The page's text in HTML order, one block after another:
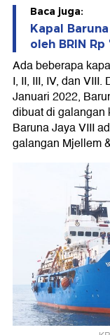
Baca juga:
Kapal
oleh BRIN Rp
Ada beberapa
I, II, III, IV, dan
Januari 2022,
dibuat di galangan
Baruna Jaya VIII
galangan Mjellem